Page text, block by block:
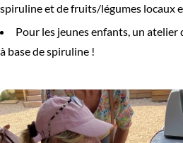
spiruline et de fruits/légumes locaux
Pour les jeunes enfants, un
à base de spiruline !